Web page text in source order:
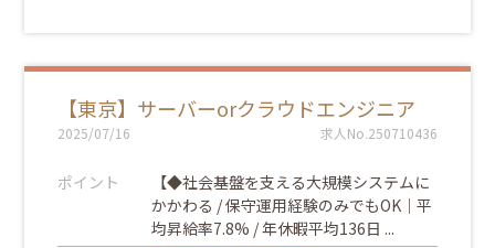
【東京】サーバーorクラウドエンジニア
2025/07/16 求人No.250710436
ポイント
【◆社会基盤を支える大規模システムに
かかわる / 保守運用経験のみでもOK｜平
均昇給率7.8% / 年休暇平均136日 ...